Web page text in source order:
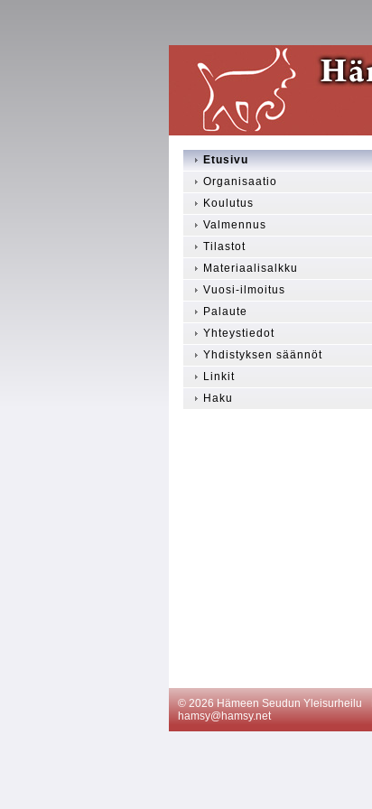
Etusivu
Organisaatio
Koulutus
Valmennus
Tilastot
Materiaalisalkku
Vuosi-ilmoitus
Palaute
Yhteystiedot
Yhdistyksen säännöt
Linkit
Haku
©2026 Hämeen Seudun Yleisurheilu
hamsy@hamsy.net